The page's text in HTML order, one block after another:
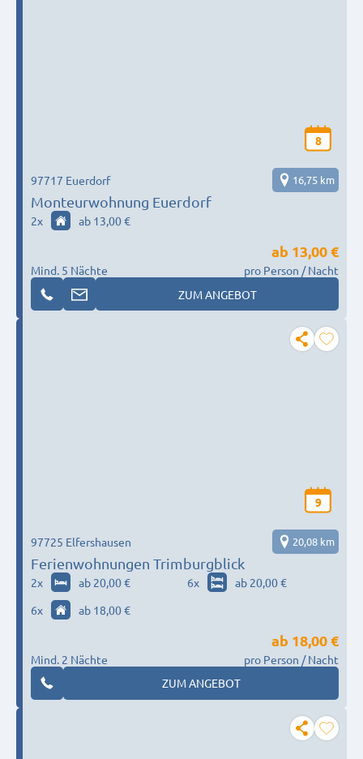
8
Monteurwohnung Euerdorf
97717 Euerdorf 16,75 km
2x ab 13,00 €
Mind. 5 Nächte
ab 13,00 €
pro Person / Nacht
ZUM ANGEBOT
9
Ferienwohnungen Trimburgblick
97725 Elfershausen 20,08 km
2x ab 20,00 € 6x
ab 20,00 €
6x ab 18,00 €
Mind. 2 Nächte
ab 18,00 €
pro Person / Nacht
ZUM ANGEBOT